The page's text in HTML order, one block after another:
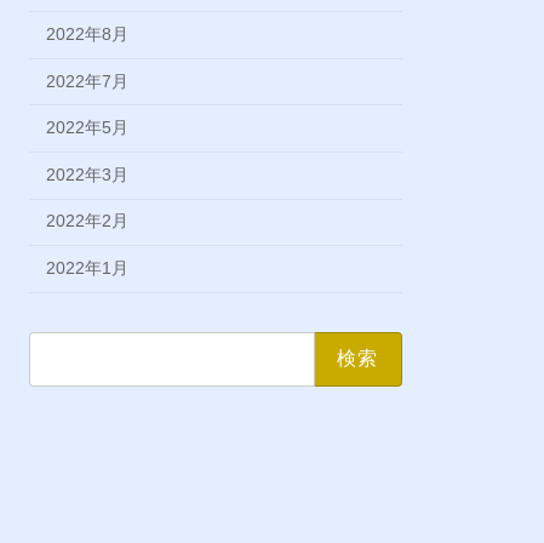
2022年8月
2022年7月
2022年5月
2022年3月
2022年2月
2022年1月